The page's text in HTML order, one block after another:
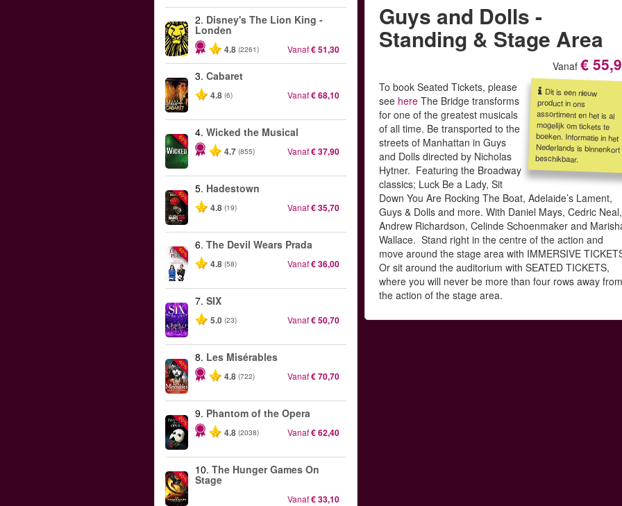
2. Disney's The Lion King -
Londen
4.8 (2261) Vanaf€ 51,30
3. Cabaret
4.8 (6) Vanaf€ 68,10
-50%
4. Wicked the Musical
4.7 (855) Vanaf€ 37,90
-50%
5. Hadestown
4.8 (19) Vanaf€ 35,70
-50%
6. The Devil Wears Prada
4.8 (58) Vanaf€ 36,00
7. SIX
5.0 (23) Vanaf€ 50,70
-40%
8. Les Misérables
4.8 (722) Vanaf€ 70,70
-20%
9. Phantom of the Opera
4.8 (2038) Vanaf€ 62,40
-40%
10. The Hunger Games On
Stage
Vanaf€ 33,10
Guys and Dolls -
Standing & Stage Area
Vanaf €
Dit is een nieuw
product in ons
assortiment en het is al
mogelijk om tickets te
boeken. Informatie in het
Nederlands is binnenkort
beschikbaar.
To book Seated Tickets, please
see here The Bridge transforms
for one of the greatest musicals
of all time. Be transported to the
streets of Manhattan in Guys
and Dolls directed by Nicholas
Hytner. Featuring the Broadway
classics; Luck Be a Lady, Sit
Down You Are Rocking The Boat, Adelaide’s Lament,
Guys & Dolls and more. With Daniel Mays, Cedric Neal,
Andrew Richardson, Celinde Schoenmaker and
Wallace. Stand right in the centre of the action and
move around the stage area with IMMERSIVE
Or sit around the auditorium with SEATED TICKETS,
where you will never be more than four rows away
the action of the stage area.